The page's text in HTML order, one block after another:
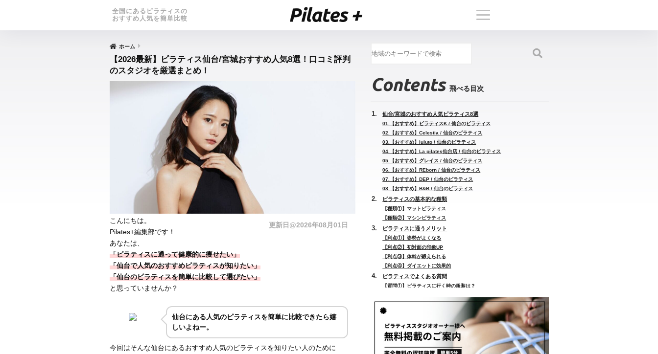
全国にあるピラティスの
おすすめ人気を簡単比較
ホーム
【2026最新】ピラティス仙台/宮城おすすめ人気8選！口コミ評判
のスタジオを厳選まとめ！
更新日@2026年08月01日
こんにちは。
Pilates+編集部です！
あなたは、
「ピラティスに通って健康的に痩せたい」
「仙台で人気のおすすめピラティスが知りたい」
「仙台のピラティスを簡単に比較して選びたい」
と思っていませんか？
仙台にある人気のピラティスを簡単に比較できたら嬉
しいよねー。
今回はそんな仙台にあるおすすめ人気のピラティスを知りたい人のために
Contents
仙台/宮城のおすすめ人気ピラティス8選
01.【おすすめ】ピラティスK / 仙台のピラティス
02.【おすすめ】Celestia / 仙台のピラティス
03.【おすすめ】luluto / 仙台のピラティス
04.【おすすめ】La pilates仙台店 / 仙台のピラティス
05.【おすすめ】グレイス / 仙台のピラティス
06.【おすすめ】REborn / 仙台のピラティス
07.【おすすめ】DEP / 仙台のピラティス
08.【おすすめ】B&B / 仙台のピラティス
ピラティスの基本的な種類
【種類①】マットピラティス
【種類②】マシンピラティス
ピラティスに通うメリット
【利点①】姿勢がよくなる
【利点②】初対面の印象UP
【利点③】体幹が鍛えられる
【利点④】ダイエットに効果的
ピラティスでよくある質問
【質問①】ピラティスに行く時の服装は？
【質問③】ピラティスで筋肉はつきますか？
【質問④】ピラティスは週何回が理想ですか？
【質問⑤】ピラティスは朝と夜どっちがいい？
【質問⑥】ピラティスで体の歪みは治せますか？
【質問⑦】ピラティスとヨガどっちが痩せますか？
【質問⑧】ピラティスはどんな人に向いてますか？